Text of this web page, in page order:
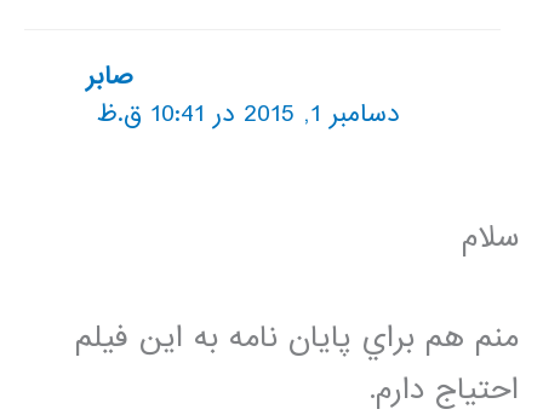
صابر
دسامبر 1, 2015 در 10:41 ق.ظ
سلام
منم هم براي پايان نامه به اين فيلم
احتياج دارم.